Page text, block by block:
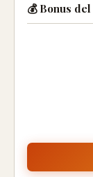
💰 Bonus